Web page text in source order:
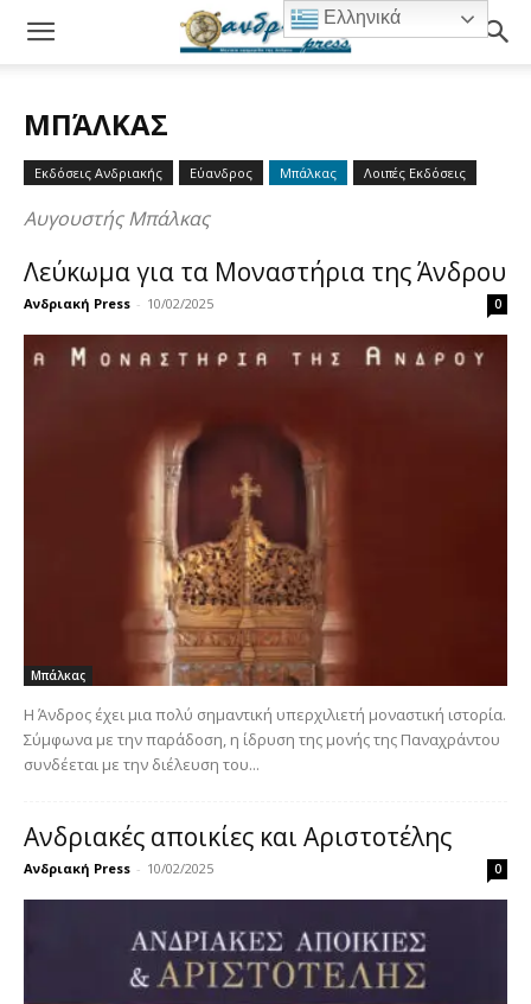
ΜΠΆΛΚΑΣ
Εκδόσεις Ανδριακής Εύανδρος Μπάλκας Λοιπές Εκδόσεις
Αυγουστής Μπάλκας
Λεύκωμα για τα Μοναστήρια της Άνδρου
Ανδριακή Press - 10/02/2025 0
Μπάλκας
Η Άνδρος έχει μια πολύ σημαντική υπερχιλιετή μοναστική ιστορία.
Σύμφωνα με την παράδοση, η ίδρυση της μονής της Παναχράντου
συνδέεται με την διέλευση του...
Ανδριακές αποικίες και Αριστοτέλης
Ανδριακή Press - 10/02/2025 0
Ελληνικά